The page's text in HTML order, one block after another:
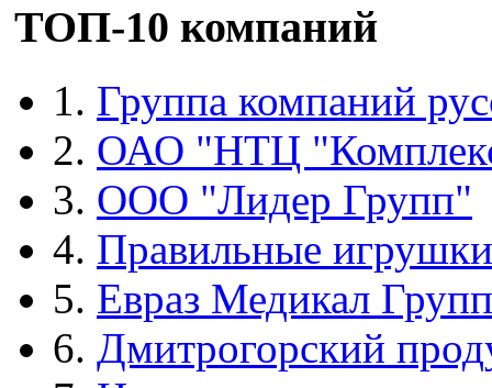
ТОП-10 компаний
1. Группа компаний
2. ОАО "НТЦ
3. ООО "Лидер Групп"
4. Правильные игрушки
5. Евраз Медикал Групп
6. Дмитрогорский